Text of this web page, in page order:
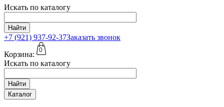
Искать по каталогу
Найти
+7 (921) 937-92-37Заказать звонок
Корзина:
0
Искать по каталогу
Найти
Каталог